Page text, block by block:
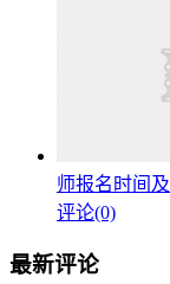
师报名时间
评论(0)
最新评论